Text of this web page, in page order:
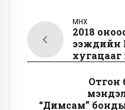
ӨМНӨХ
2018
Отгон
“Димсам”